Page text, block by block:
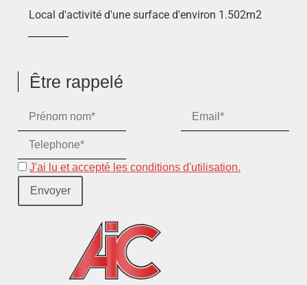
Local d'activité d'une surface d'environ 1.502m2
Être rappelé
J'ai lu et accepté les conditions d'utilisation.